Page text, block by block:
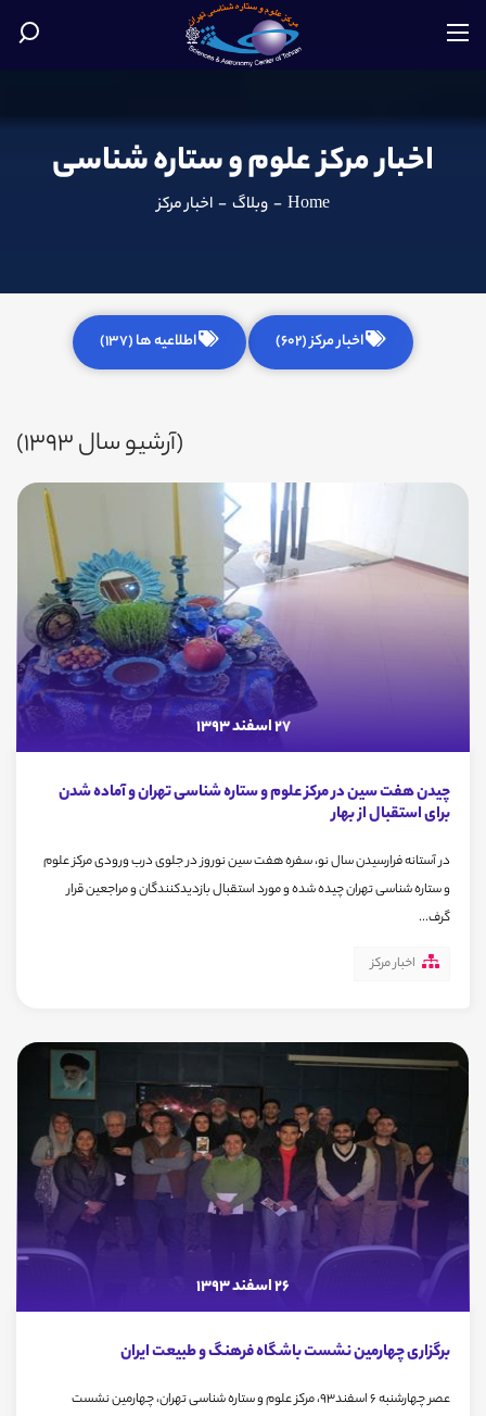
اخبار مرکز علوم و ستاره شناسی
Home
- وبلاگ - اخبار مرکز
اخبار مرکز (602) اطلاعیه ها (137)
(آرشیو سال 1393)
27 اسفند 1393
چیدن هفت سین در مرکز علوم و ستاره شناسی تهران و آماده شدن
برای استقبال از بهار
در آستانه فرارسیدن سال نو، سفره هفت سین نوروز در جلوی درب ورودی مرکز علوم
و ستاره شناسی تهران چیده شده و مورد استقبال بازدیدکنندگان و مراجعین قرار
گرف...
اخبار مرکز
26 اسفند 1393
برگزاری چهارمین نشست باشگاه فرهنگ و طبیعت ایران
عصر چهارشنبه 6 اسفند93، مرکز علوم و ستاره شناسی تهران، چهارمین نشست